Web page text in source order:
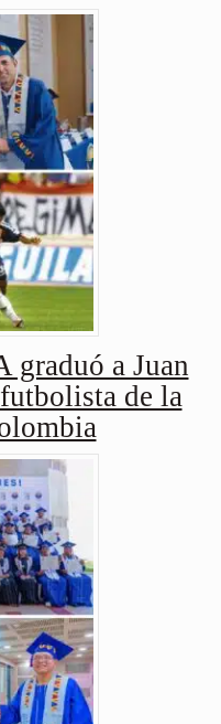
a Juan
de la